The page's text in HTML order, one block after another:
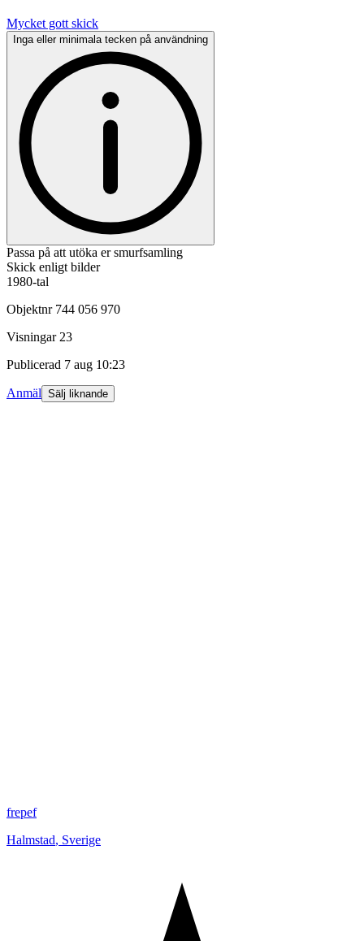
Mycket gott skick
Inga eller minimala tecken på användning
Passa på att utöka er smurfsamling
Skick enligt bilder
1980-tal
Objektnr 744 056 970
Visningar 23
Publicerad 7 aug 10:23
Anmäl Sälj liknande
frepef
Halmstad, Sverige